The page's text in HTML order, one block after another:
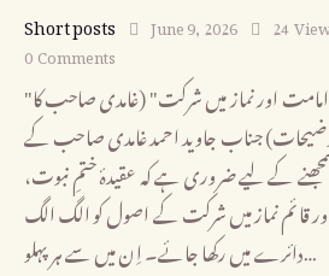
Short posts June 9, 2026 24
0Comments
"قادیانیت، ختمِ نبوت، امامت اور نماز میں شرکت" (غامدی صاحب کا
جناب جاوید احمد غامدی صاحب کے
کے لیے ضروری ہے کہ عقیدۂ ختمِ نبوت،
قائم نماز میں شرکت کے اصول کو الگ الگ
دائرے میں رکھا جائے۔ اِن میں سے ہر پہلو…